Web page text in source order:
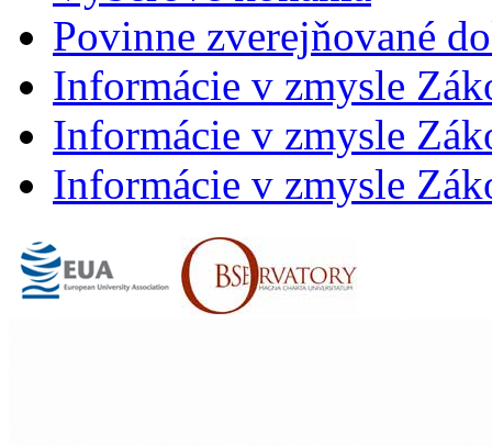
Povinne zverejňované
Informácie v zmysle
Informácie v zmysle
Informácie v zmysle